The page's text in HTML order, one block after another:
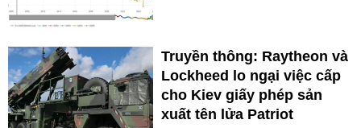
Truyền thông: Raytheon và
Lockheed lo ngại việc cấp
cho Kiev giấy phép sản
xuất tên lửa Patriot